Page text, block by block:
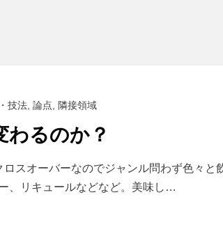
技法 論点 隣接領域
わるのか？
スオーバーなのでジャンル問わず色々と
、リキュールなどなど。美味し…